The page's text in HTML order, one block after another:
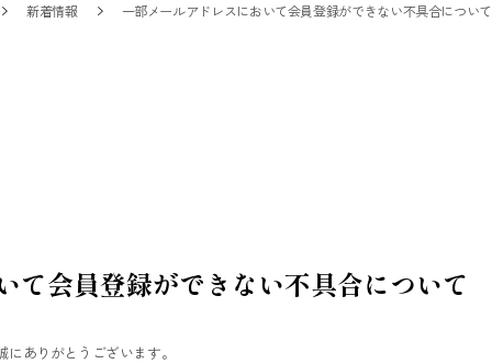
新着情報 一部メールアドレスにおいて会員登録ができない不具合について
て会員登録ができない不具合について
ありがとうございます。